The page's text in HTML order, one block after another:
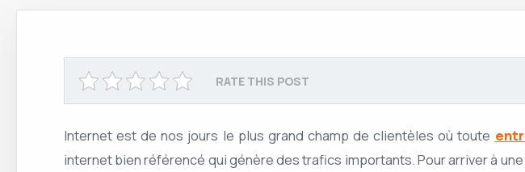
RATE THIS POST
Internet est de nos jours le plus grand champ de clientèles où toute
internet bien référencé qui génère des trafics importants. Pour arriver à